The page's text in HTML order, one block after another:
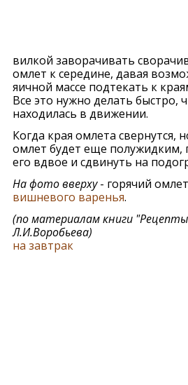
вилкой заворачивать
омлет к середине, давая
яичной массе подтекать к
Все это нужно делать быстро,
находилась в движении.
Когда края омлета
омлет будет еще полужидким,
его вдвое и сдвинуть на
На фото вверху- горячий
вишневого варенья.
(по материалам книги "Рецепты
Л.И.Воробьева)
на завтрак